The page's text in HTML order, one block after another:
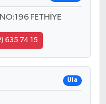
FETHİYE
635 74 15
Ula